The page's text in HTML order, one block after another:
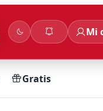
Mi
Gratis